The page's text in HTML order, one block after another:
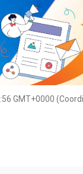
GMT+0000
活動 關於我們